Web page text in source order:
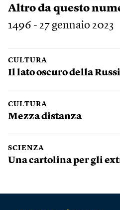
Altro da questo
1496 - 27 gennaio 2023
CULTURA
Il lato oscuro della
CULTURA
Mezza distanza
SCIENZA
Una cartolina per gli